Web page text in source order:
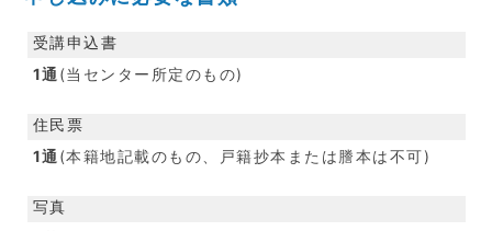
受講申込書
1通 (当センター所定のもの)
住民票
1通 (本籍地記載のもの、戸籍抄本または謄本は不可)
写真